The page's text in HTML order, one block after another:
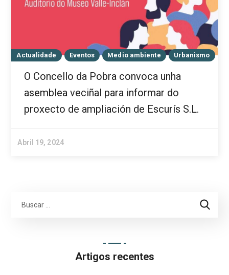
Actualidade Eventos Medio ambiente Urbanismo
O Concello da Pobra convoca unha
asemblea veciñal para informar do
proxecto de ampliación de Escurís S.L.
Abril 19, 2024
Artigos recentes